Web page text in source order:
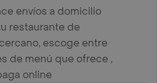
envíos a domicilio
restaurante de
escoge entre
de menú que ofrece ,
online